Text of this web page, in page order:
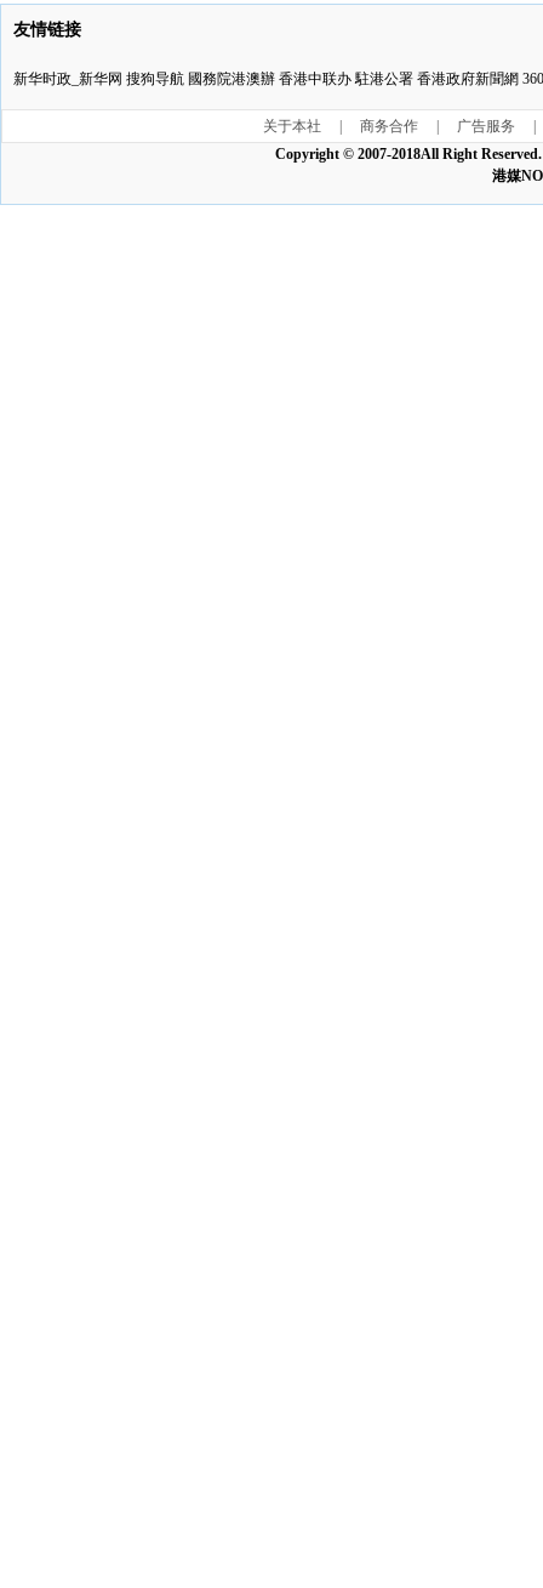
友情链接
新华时政_新华网 搜狗导航 國務院港澳辦 香港中联办 駐港公署 香港政府新聞網
关于本社 商务合作 广告服务
Copyright © 2007-2018All Right
港媒